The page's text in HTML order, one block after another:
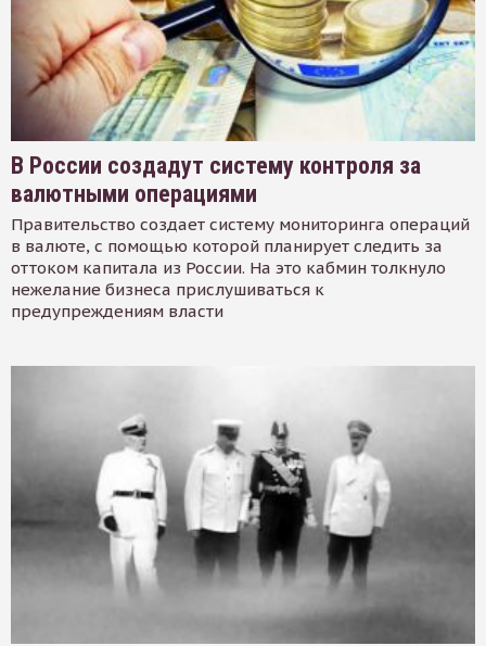
В России создадут систему контроля за
валютными операциями
Правительство создает систему мониторинга операций
в валюте, с помощью которой планирует следить за
оттоком капитала из России. На это кабмин толкнуло
нежелание бизнеса прислушиваться к
предупреждениям власти